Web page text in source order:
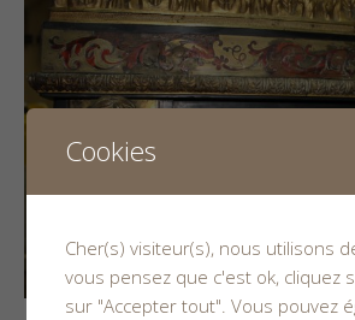
Cookies
Cher(s) visiteur(s), nous utilisons
vous pensez que c'est ok, cliquez
sur "Accepter tout". Vous pouvez